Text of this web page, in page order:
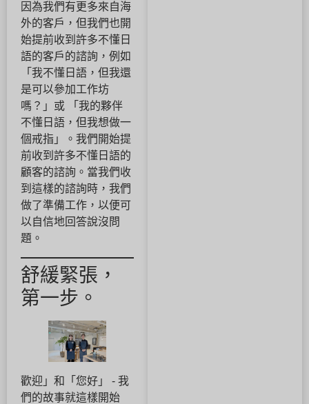
因為我們有更多來自海
外的客戶，但我們也開
始提前收到許多不懂日
語的客戶的諮詢，例如
「我不懂日語，但我還
是可以參加工作坊
嗎？」或 「我的夥伴
不懂日語，但我想做一
個戒指」。我們開始提
前收到許多不懂日語的
顧客的諮詢。當我們收
到這樣的諮詢時，我們
做了準備工作，以便可
以自信地回答說沒問
題。
舒緩緊張，
第一步。
歡迎」和「您好」 - 我
們的故事就這樣開始